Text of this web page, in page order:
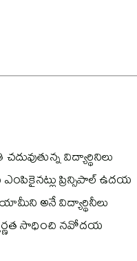
విద్యార్థినిలు
ప్రిన్సిపాల్ ఉదయ
అనే విద్యార్థినీలు
సాధించి నవోదయ